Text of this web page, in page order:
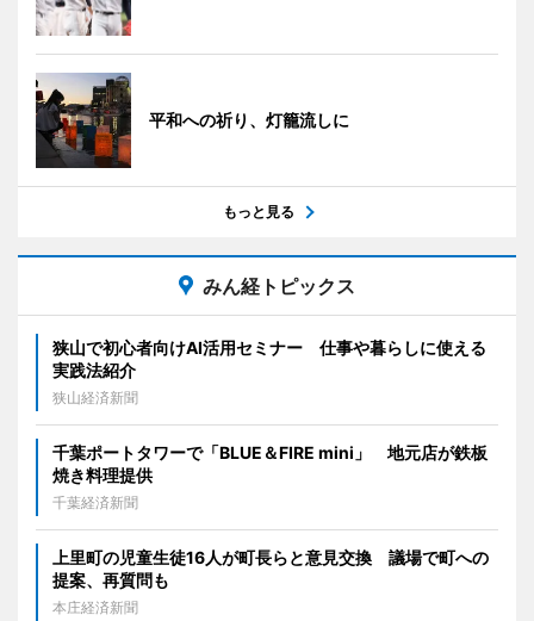
平和への祈り、灯籠流しに
もっと見る
みん経トピックス
狭山で初心者向けAI活用セミナー 仕事や暮らしに使える
実践法紹介
狭山経済新聞
千葉ポートタワーで「BLUE＆FIRE mini」 地元店が鉄板
焼き料理提供
千葉経済新聞
上里町の児童生徒16人が町長らと意見交換 議場で町への
提案、再質問も
本庄経済新聞